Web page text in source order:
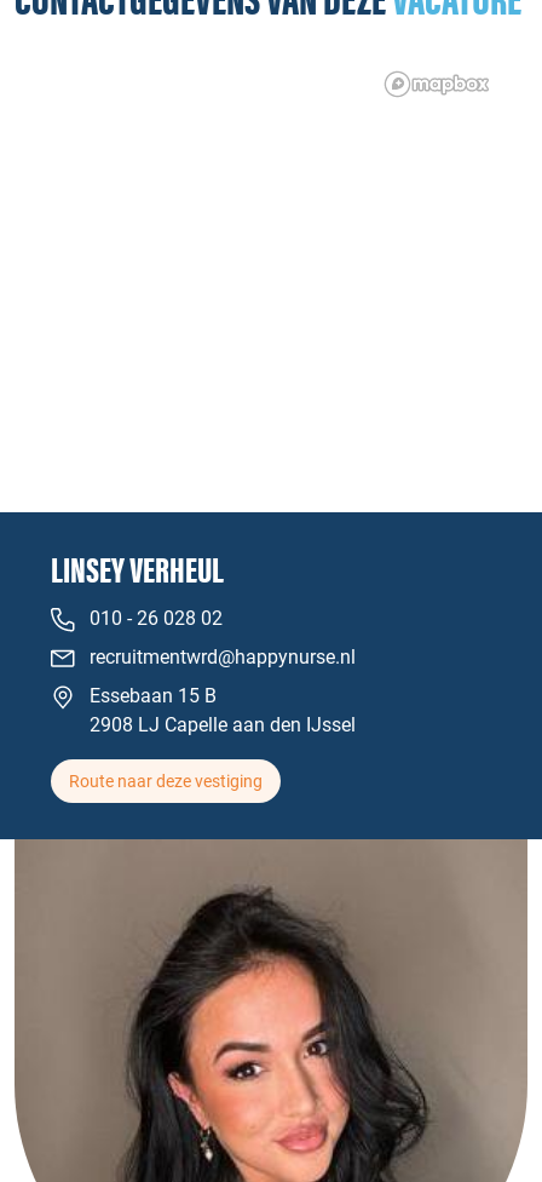
LINSEY VERHEUL
010 - 26 028 02
recruitmentwrd@happynurse.nl
Essebaan 15 B
2908 LJ Capelle aan den IJssel
Route naar deze vestiging